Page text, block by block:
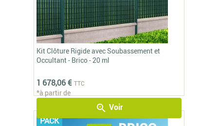
Kit Clôture Rigide avec Soubassement et
Occultant - Brico - 20 ml
1 678,06 € TTC
*à partir de
zoom_in Voir
PACK